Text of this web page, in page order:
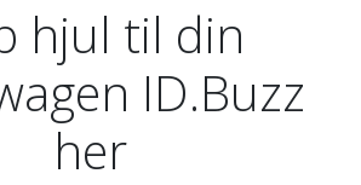
hjul til din
ID.Buzz
her